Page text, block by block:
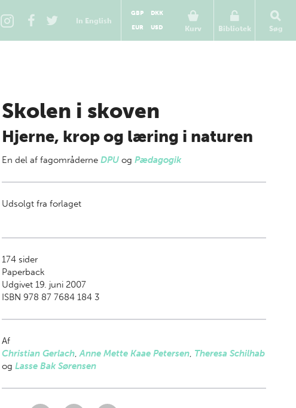
In English
Kurv
GBP
DKK
EUR
USD Bibliotek Søg
Skolen i skoven
Hjerne, krop og læring i naturen
En del af fagområderne DPUog Pædagogik
Udsolgt fra forlaget
174sider
Paperback
Udgivet 19. juni 2007
ISBN 978 87 7684 184 3
Af
Christian Gerlach,Anne Mette Kaae Petersen, Theresa Schilhab
og Lasse Bak Sørensen